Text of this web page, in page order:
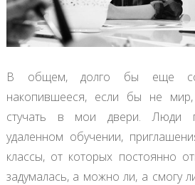
В общем, долго бы еще
накопившееся, если бы не
стучать в мои двери. Люди
удаленном обучении,
классы, от которых постоянно
задумалась, а можно ли, а смогу